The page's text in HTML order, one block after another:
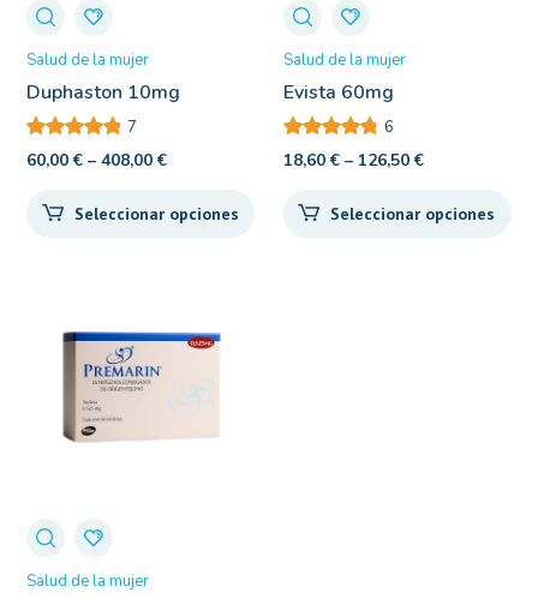
Salud de la mujer
Duphaston 10mg
7
60,00€ –408,00€
Seleccionar opciones
Salud de la mujer
Evista 60mg
6
18,60€ – 126,50€
Seleccionar opciones
Salud de la mujer